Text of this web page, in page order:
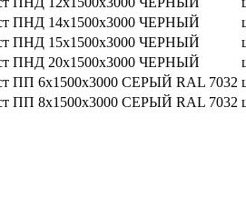
ПНД 14х1500х3000 ЧЕРНЫЙ
ПНД 15х1500х3000 ЧЕРНЫЙ
ПНД 20х1500х3000 ЧЕРНЫЙ
ПП 6х1500х3000 СЕРЫЙ RAL 7032
ПП 8х1500х3000 СЕРЫЙ RAL 7032